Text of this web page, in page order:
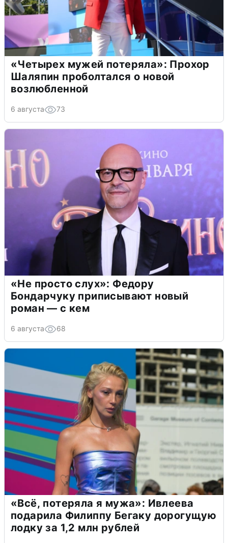
«Четырех мужей потеряла»: Прохор
Шаляпин проболтался о новой
возлюбленной
6 августа 73
«Не просто слух»: Федору
Бондарчуку приписывают новый
роман — с кем
6 августа 68
«Всё, потеряла я мужа»: Ивлеева
подарила Филиппу Бегаку дорогущую
лодку за 1,2 млн рублей